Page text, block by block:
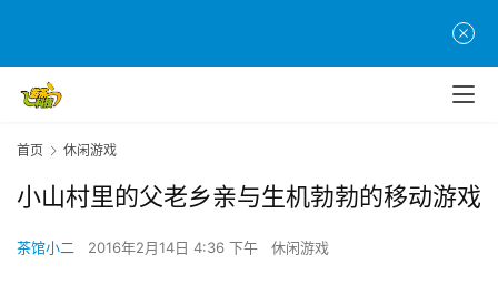
首页 休闲游戏
小山村里的父老乡亲与生机勃勃的移动游戏
茶馆小二 2016年2月14日 4:36 下午 休闲游戏